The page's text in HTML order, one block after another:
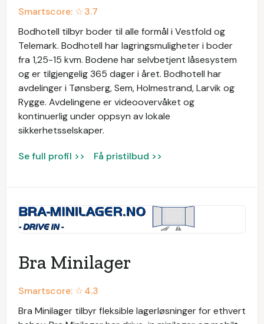
Smartscore: ☆3.7
Bodhotell tilbyr boder til alle formål i Vestfold og
Telemark. Bodhotell har lagringsmuligheter i boder
fra 1,25-15 kvm. Bodene har selvbetjent låsesystem
og er tilgjengelig 365 dager i året. Bodhotell har
avdelinger i Tønsberg, Sem, Holmestrand, Larvik og
Rygge. Avdelingene er videoovervåket og
kontinuerlig under oppsyn av lokale
sikkerhetsselskaper.
Se full profil >> Få pristilbud >>
Bra Minilager
Smartscore: ☆4.3
Bra Minilager tilbyr fleksible lagerløsninger for ethvert